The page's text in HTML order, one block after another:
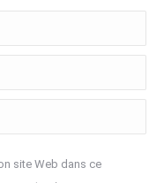
site Web dans ce